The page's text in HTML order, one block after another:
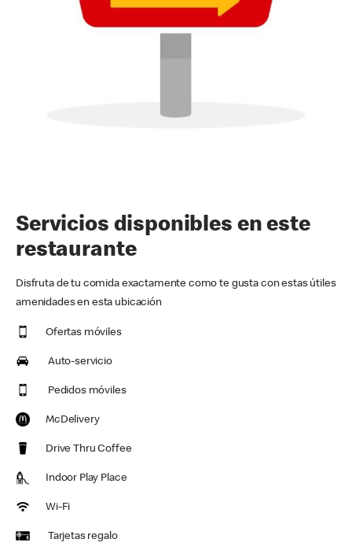
Servicios disponibles en este
restaurante
Disfruta de tu comida exactamente como te gusta con estas útiles
amenidades en esta ubicación
Ofertas móviles
Auto-servicio
Pedidos móviles
McDelivery
Drive Thru Coffee
Indoor Play Place
Wi-Fi
Tarjetas regalo